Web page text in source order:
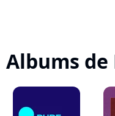
Albums de